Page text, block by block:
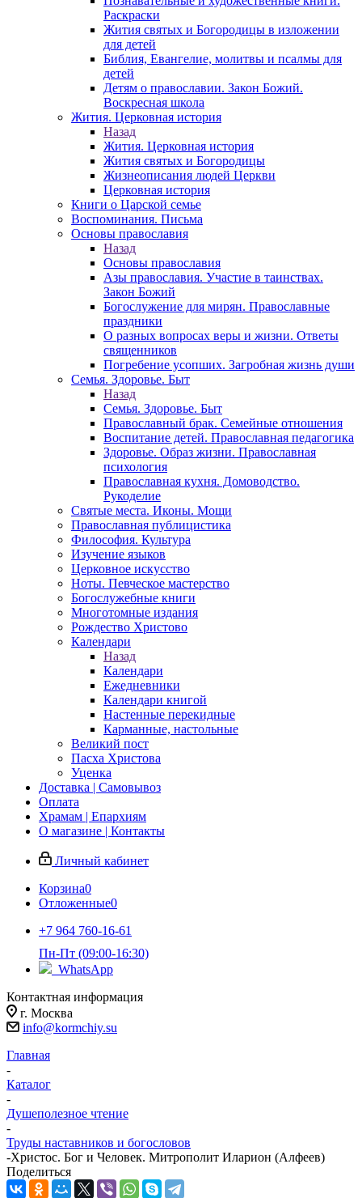
Раскраски
Жития святых и Богородицы в изложении
для детей
Библия, Евангелие, молитвы и псалмы для
детей
Детям о православии. Закон Божий.
Воскресная школа
Жития. Церковная история
Назад
Жития. Церковная история
Жития святых и Богородицы
Жизнеописания людей Церкви
Церковная история
Книги о Царской семье
Воспоминания. Письма
Основы православия
Назад
Основы православия
Азы православия. Участие в таинствах.
Закон Божий
Богослужение для мирян. Православные
праздники
О разных вопросах веры и жизни. Ответы
священников
Погребение усопших. Загробная жизнь души
Семья. Здоровье. Быт
Назад
Семья. Здоровье. Быт
Православный брак. Семейные отношения
Воспитание детей. Православная педагогика
Здоровье. Образ жизни. Православная
психология
Православная кухня. Домоводство.
Рукоделие
Святые места. Иконы. Мощи
Православная публицистика
Философия. Культура
Изучение языков
Церковное искусство
Ноты. Певческое мастерство
Богослужебные книги
Многотомные издания
Рождество Христово
Календари
Назад
Календари
Ежедневники
Календари книгой
Настенные перекидные
Карманные, настольные
Великий пост
Пасха Христова
Уценка
Доставка | Самовывоз
Оплата
Храмам | Епархиям
О магазине | Контакты
Личный кабинет
Корзина0
Отложенные0
+7 964 760-16-61
Пн-Пт (09:00-16:30)
WhatsApp
Контактная информация
г. Москва
info@kormchiy.su
Главная
-
Каталог
-
Душеполезное чтение
-
Труды наставников и богословов
-Христос. Бог и Человек. Митрополит Иларион (Алфеев)
Поделиться